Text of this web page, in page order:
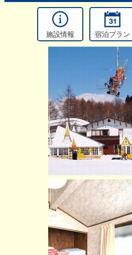
施設情報 宿泊プラン